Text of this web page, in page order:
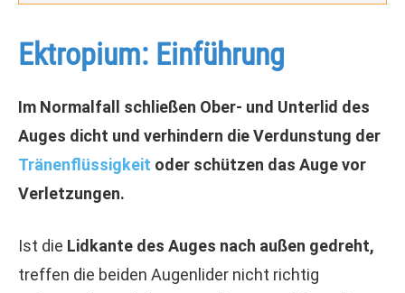
Ektropium: Einführung
Im Normalfall schließen Ober- und Unterlid des
Auges dicht und verhindern die Verdunstung der
Tränenflüssigkeit oder schützen das Auge vor
Verletzungen.
Ist die Lidkante des Auges nach außen gedreht,
treffen die beiden Augenlider nicht richtig